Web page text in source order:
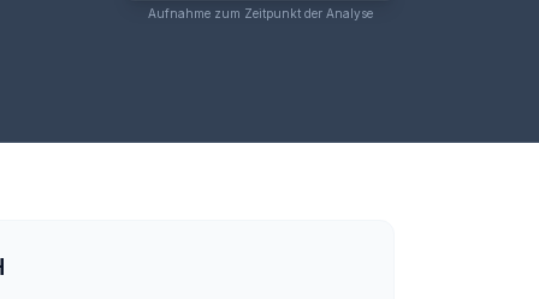
Aufnahme zum Zeitpunkt der Analyse